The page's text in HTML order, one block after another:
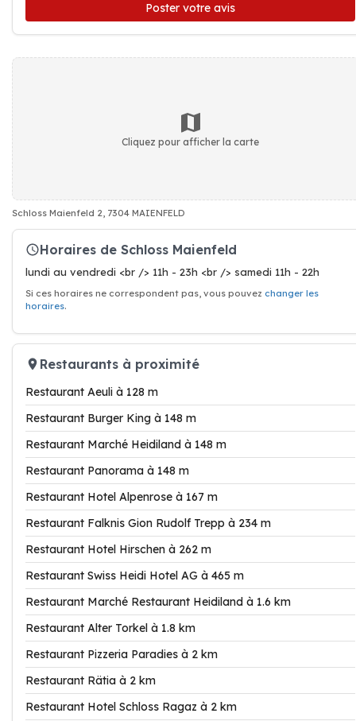
Poster votre avis
Cliquez pour afficher la carte
Schloss Maienfeld 2, 7304 MAIENFELD
Horaires de Schloss Maienfeld
lundi au vendredi <br /> 11h - 23h <br /> samedi 11h - 22h
Si ces horaires ne correspondent pas, vous pouvez changer les
horaires.
Restaurants à proximité
Restaurant Aeuli à 128 m
Restaurant Burger King à 148 m
Restaurant Marché Heidiland à 148 m
Restaurant Panorama à 148 m
Restaurant Hotel Alpenrose à 167 m
Restaurant Falknis Gion Rudolf Trepp à 234 m
Restaurant Hotel Hirschen à 262 m
Restaurant Swiss Heidi Hotel AG à 465 m
Restaurant Marché Restaurant Heidiland à 1.6 km
Restaurant Alter Torkel à 1.8 km
Restaurant Pizzeria Paradies à 2 km
Restaurant Rätia à 2 km
Restaurant Hotel Schloss Ragaz à 2 km